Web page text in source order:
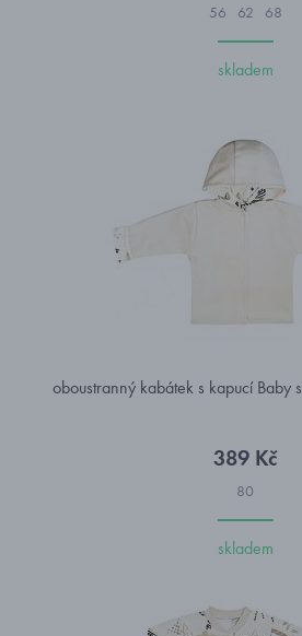
56 62 68
skladem
oboustranný kabátek s kapucí Baby
389 Kč
80
skladem